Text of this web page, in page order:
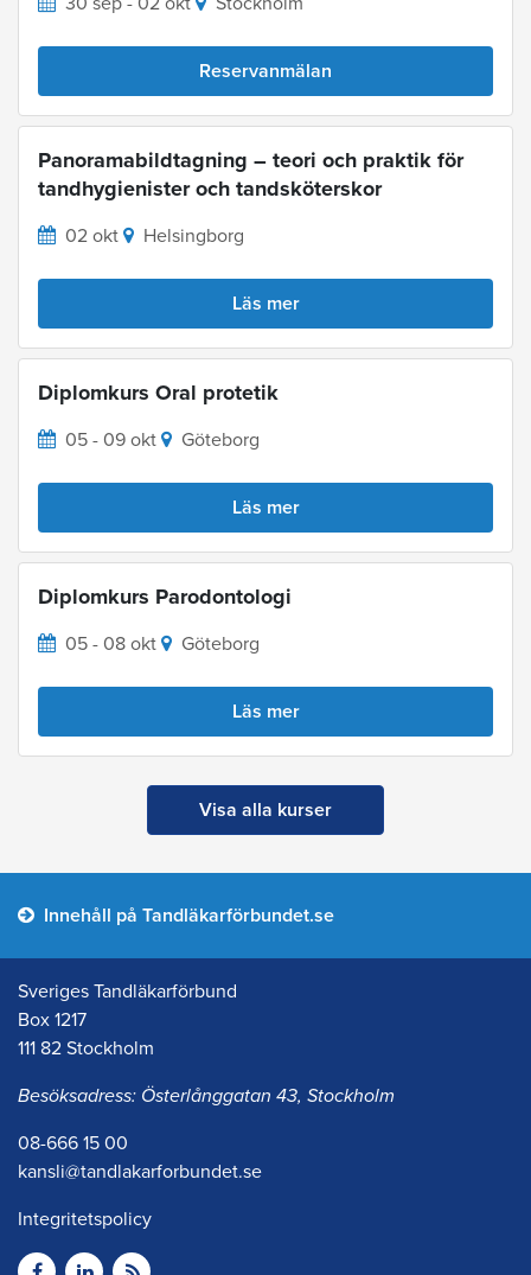
Reservanmälan
Panoramabildtagning – teori och praktik för
tandhygienister och tandsköterskor
02 okt Helsingborg
Läs mer
Diplomkurs Oral protetik
05 - 09 okt Göteborg
Läs mer
Diplomkurs Parodontologi
05 - 08 okt Göteborg
Läs mer
Visa alla kurser
Innehåll på Tandläkarförbundet.se
Sveriges Tandläkarförbund
Box 1217
111 82 Stockholm
Besöksadress: Österlånggatan 43, Stockholm
08-666 15 00
kansli@tandlakarforbundet.se
Integritetspolicy